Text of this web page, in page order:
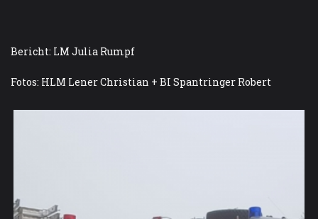
Bericht: LM Julia Rumpf
Fotos: HLM Lener Christian + BI Spantringer Robert